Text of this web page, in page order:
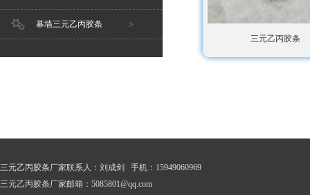
幕墙三元乙丙胶条
三元乙丙胶条
三元乙丙胶条厂家联系人：刘成剑 手机：15949060969
三元乙丙胶条厂家邮箱：5085801@qq.com